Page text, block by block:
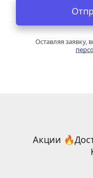
Оставляя заявку,
Акции 🔥